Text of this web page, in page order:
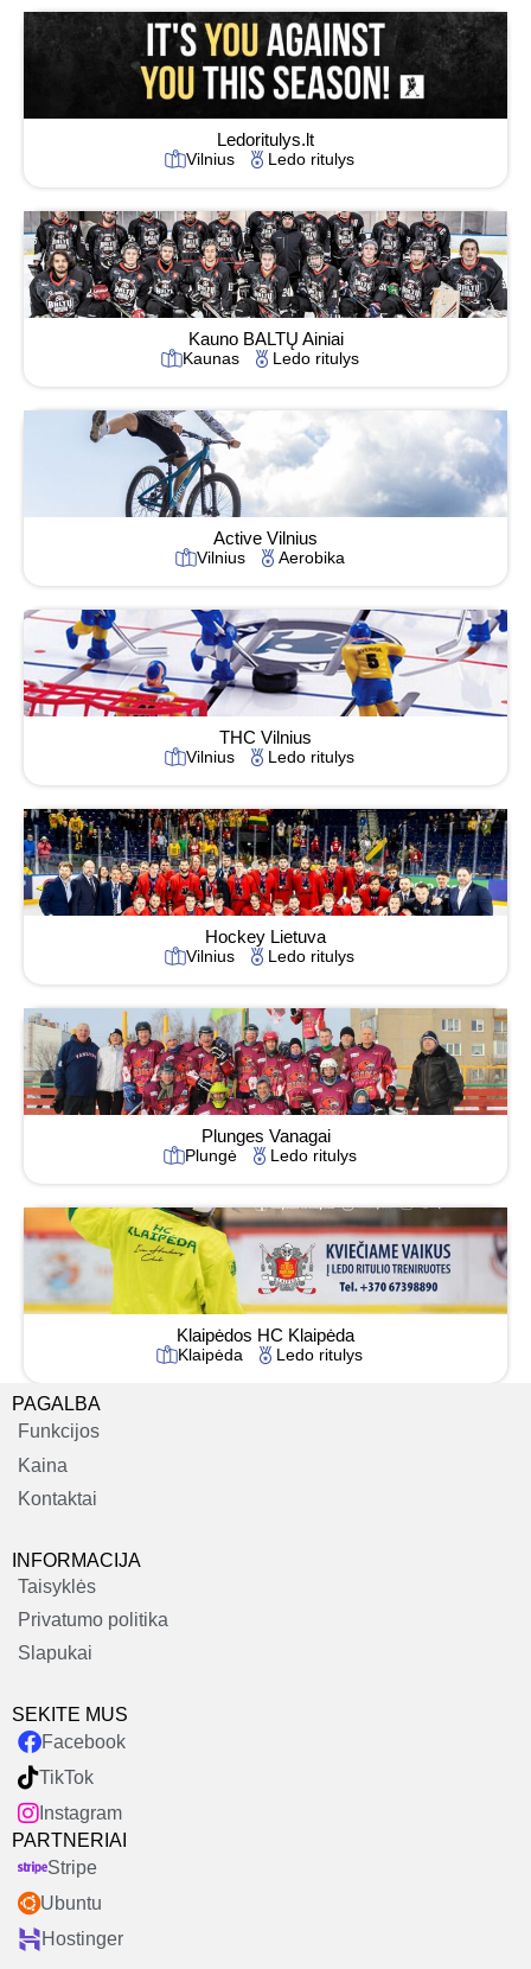
Ledoritulys.lt
Vilnius Ledo ritulys
Kauno BALTŲ Ainiai
Kaunas Ledo ritulys
Active Vilnius
Vilnius Aerobika
THC Vilnius
Vilnius Ledo ritulys
Hockey Lietuva
Vilnius Ledo ritulys
Plunges Vanagai
Plungė Ledo ritulys
Klaipėdos HC Klaipėda
Klaipėda Ledo ritulys
PAGALBA
Funkcijos
Kaina
Kontaktai
INFORMACIJA
Taisyklės
Privatumo politika
Slapukai
SEKITE MUS
Facebook
TikTok
Instagram
PARTNERIAI
Stripe
Ubuntu
Hostinger